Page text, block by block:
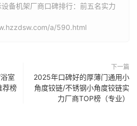
备机架厂商口碑排行：前五名实力
a/590.html
室
荐榜
下一篇
2025年口碑好的厚薄门通用小
角度铰链/不锈钢小角度铰链实
力厂商TOP榜（专业）